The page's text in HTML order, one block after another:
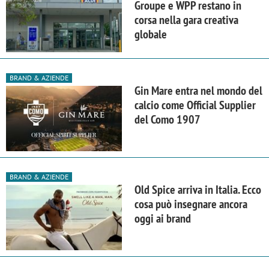
Groupe e WPP restano in
corsa nella gara creativa
globale
BRAND & AZIENDE
Gin Mare entra nel mondo del
calcio come Official Supplier
del Como 1907
BRAND & AZIENDE
Old Spice arriva in Italia. Ecco
cosa può insegnare ancora
oggi ai brand